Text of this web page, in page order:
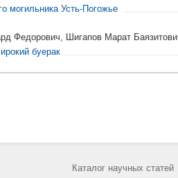
могильника Усть-Погожье
Федорович, Шигапов Марат
буерак
Каталог научных статей